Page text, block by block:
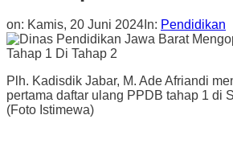
on: Kamis, 20 Juni 2024 In: Pendidikan
Plh. Kadisdik Jabar, M. Ade Afriandi
pertama daftar ulang PPDB tahap 1 di
(Foto Istimewa)